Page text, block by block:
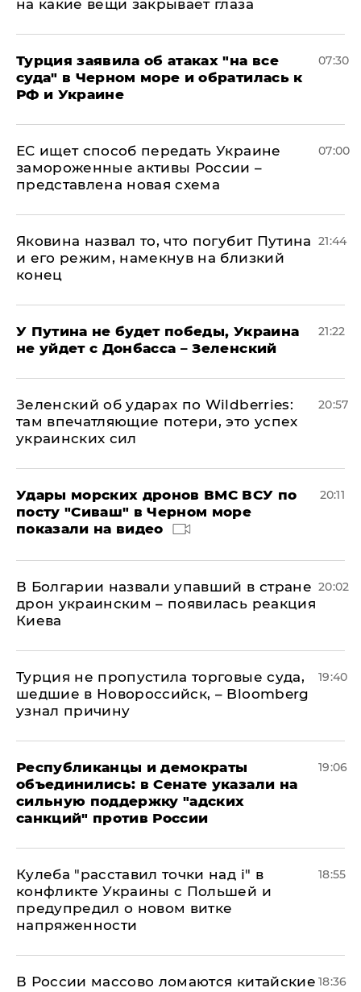
на какие вещи закрывает глаза
Турция заявила об атаках "на все
суда" в Черном море и обратилась к
РФ и Украине
07:30
ЕС ищет способ передать Украине
замороженные активы России –
представлена новая схема
07:00
Яковина назвал то, что погубит Путина
и его режим, намекнув на близкий
конец
21:44
У Путина не будет победы, Украина
не уйдет с Донбасса – Зеленский
21:22
Зеленский об ударах по Wildberries:
там впечатляющие потери, это успех
украинских сил
20:57
Удары морских дронов ВМС ВСУ по
посту "Сиваш" в Черном море
показали на видео
20:11
В Болгарии назвали упавший в стране
дрон украинским – появилась реакция
Киева
20:02
Турция не пропустила торговые суда,
шедшие в Новороссийск, – Bloomberg
узнал причину
19:40
Республиканцы и демократы
объединились: в Сенате указали на
сильную поддержку "адских
санкций" против России
19:06
Кулеба "расставил точки над і" в
конфликте Украины с Польшей и
предупредил о новом витке
напряженности
18:55
В России массово ломаются китайские 18:36